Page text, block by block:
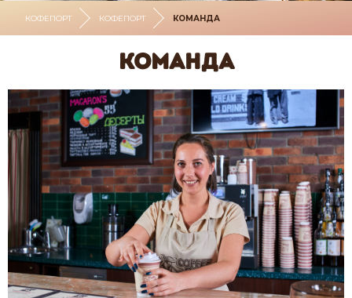
КОФЕПОРТ КОФЕПОРТ КОМАНДА
Команда